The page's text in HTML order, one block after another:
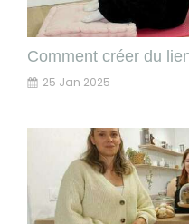
Comment créer du
25 Jan 2025